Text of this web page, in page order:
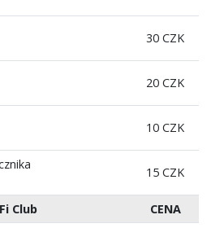
30 CZK
20 CZK
10 CZK
15 CZK
Club
CENA